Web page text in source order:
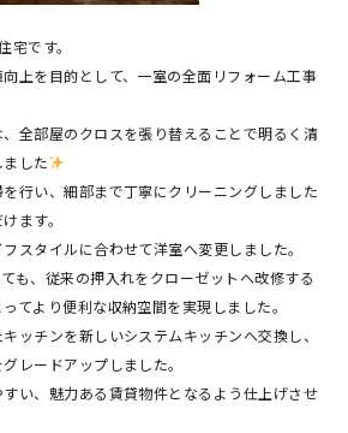
宅です。
上を目的として、一室の全面リフォーム工事
全部屋のクロスを張り替えることで明るく清
した
行い、細部まで丁寧にクリーニングしました
ます。
スタイルに合わせて洋室へ変更しました。
も、従来の押入れをクローゼットへ改修する
てより便利な収納空間を実現しました。
ッチンを新しいシステムキッチンへ交換し、
レードアップしました。
い、魅力ある賃貸物件となるよう仕上げさせ